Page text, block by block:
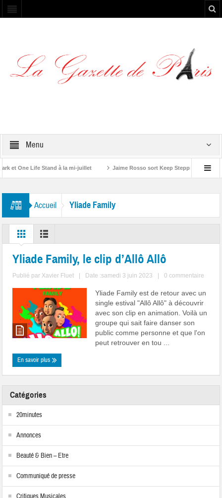
Menu
et One Life Stand à la mi-juillet Jaime Rosso sort Keep Stepping, son
Accueil Yliade Family
Yliade Family, le clip d’Allô Allô
Publié par Xavier Fluet Date :samedi 3 juin 2023 0 commentaire
Yliade Family est de retour avec un
single estival "Allô Allô" à découvrir
avec son clip en animation. Voilà un
groupe qui sait faire danser son
public comme personne et que l'on
peut retrouver en tou ...
En savoir plus
Catégories
20minutes
Annonces
Beauté & Bien – Etre
Communiqué de presse